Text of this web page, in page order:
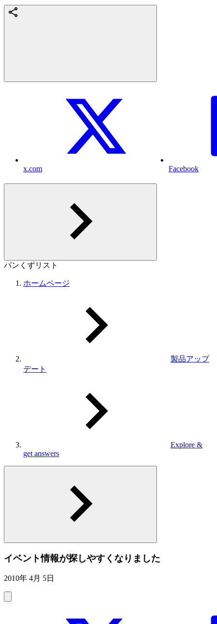
x.com Facebook
パンくずリスト
ホームページ
製品アップ
デート
Explore &
get answers
イベント情報が探しやすくなりました
2010年 4月 5日